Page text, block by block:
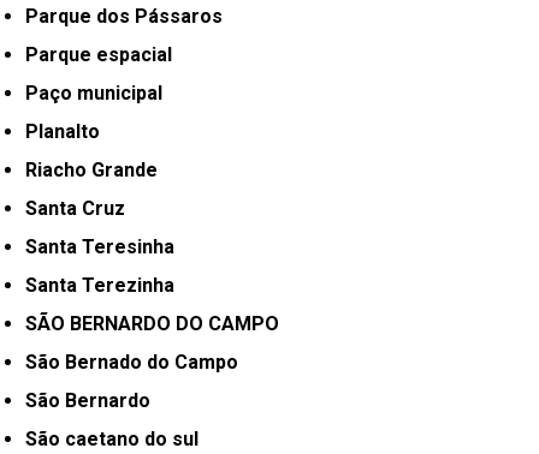
Parque dos Pássaros
Parque espacial
Paço municipal
Planalto
Riacho Grande
Santa Cruz
Santa Teresinha
Santa Terezinha
SÃO BERNARDO DO CAMPO
São Bernado do Campo
São Bernardo
São caetano do sul